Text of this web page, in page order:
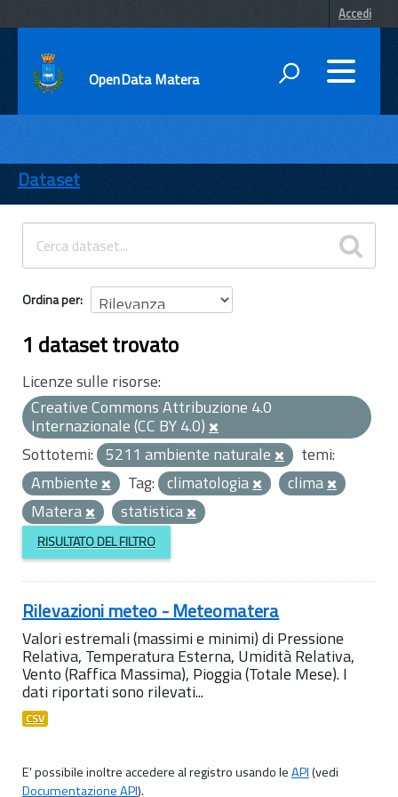
Accedi
OpenData Matera
ENTI
TEMI
INFORMAZIONI
Dataset
Ordina per
1 dataset trovato
Licenze sulle risorse:
Creative Commons Attribuzione 4.0
Internazionale (CC BY 4.0)
Sottotemi: 5211 ambiente naturale
temi:
Ambiente
Tag: climatologia
clima
Matera
statistica
RISULTATO DEL FILTRO
Rilevazioni meteo - Meteomatera
Valori estremali (massimi e minimi) di Pressione
Relativa, Temperatura Esterna, Umidità Relativa,
Vento (Raffica Massima), Pioggia (Totale Mese). I
dati riportati sono rilevati...
CSV
E' possibile inoltre accedere al registro usando leAPI(vedi
Documentazione API).